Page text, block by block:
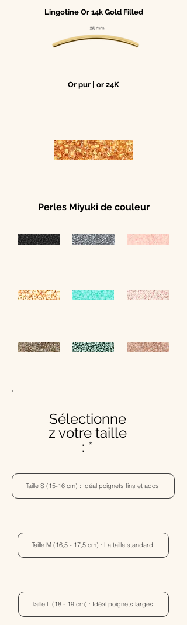
Lingotine Or 14k Gold Filled
Or pur | or 24K
Perles Miyuki de couleur
Sélectionne
z votre taille
:
Taille S (15-16 cm) : Idéal poignets fins et ados.
Taille M (16,5 - 17,5 cm) : La taille standard.
Taille L (18 - 19 cm) : Idéal poignets larges.